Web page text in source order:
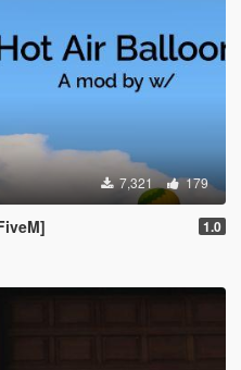
7,321 179
1.0